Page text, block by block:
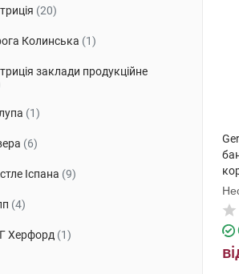
(20)
Колинська (1)
заклади продукційне
(1)
(6)
Іспана (9)
(4)
Херфорд (1)